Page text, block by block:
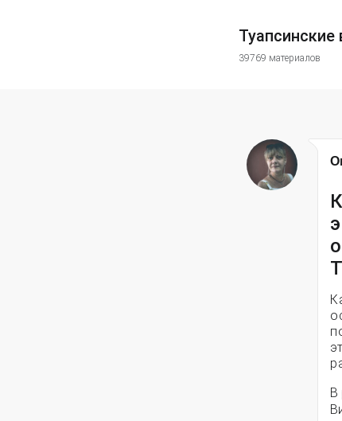
Туапсинские
39769 материалов
В